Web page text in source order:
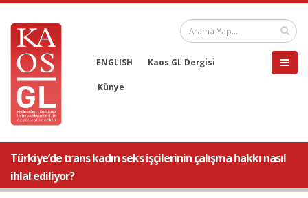
ENGLISH Kaos GL Dergisi
Künye
Türkiye’de trans kadın seks işçilerinin çalışma hakkı nasıl
ihlal ediliyor?